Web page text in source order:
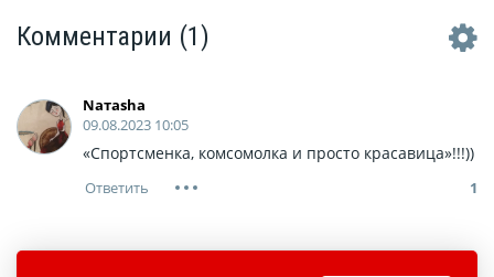
Комментарии (1)
Nатаsha
09.08.2023 10:05
«Спортсменка, комсомолка и просто красавица»!!!))
1